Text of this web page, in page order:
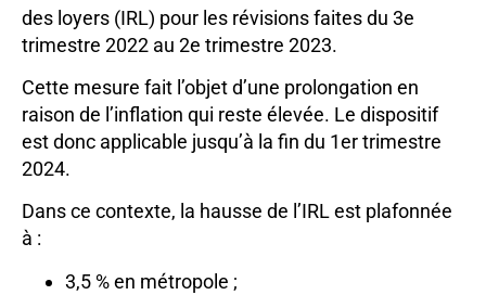
des loyers (IRL) pour les révisions faites du 3e
trimestre 2022 au 2e trimestre 2023.
Cette mesure fait l’objet d’une prolongation en
raison de l’inflation qui reste élevée. Le dispositif
est donc applicable jusqu’à la fin du 1er trimestre
2024.
Dans ce contexte, la hausse de l’IRL est plafonnée
à :
3,5 % en métropole ;